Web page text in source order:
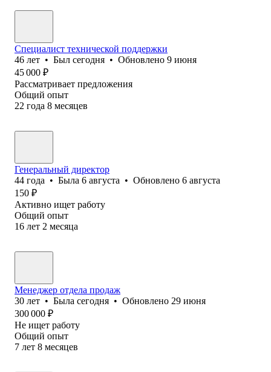
Специалист технической поддержки
46 лет • Был сегодня • Обновлено 9 июня
45 000 ₽
Рассматривает предложения
Общий опыт
22 года 8 месяцев
Генеральный директор
44 года • Была 6 августа • Обновлено 6 августа
150 ₽
Активно ищет работу
Общий опыт
16 лет 2 месяца
Менеджер отдела продаж
30 лет • Была сегодня • Обновлено 29 июня
300 000 ₽
Не ищет работу
Общий опыт
7 лет 8 месяцев